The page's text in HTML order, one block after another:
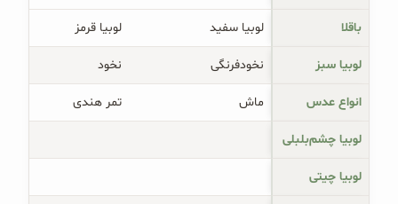
باقلا لوبیا سفید لوبیا قرمز
لوبیا سبز نخودفرنگی نخود
انواع عدس ماش تمر هندی
لوبیا چشم‌بلبلی
لوبیا چیتی